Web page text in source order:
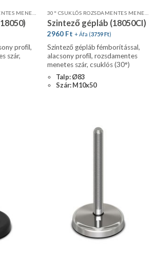
profil,
szár,
Szintező gépláb (18050CI)
2960 Ft + Áfa (3759Ft)
Szintező gépláb fémborítással,
alacsony profil, rozsdamentes
menetes szár, csuklós (30°)
Talp: Ø83
Szár: M10x50